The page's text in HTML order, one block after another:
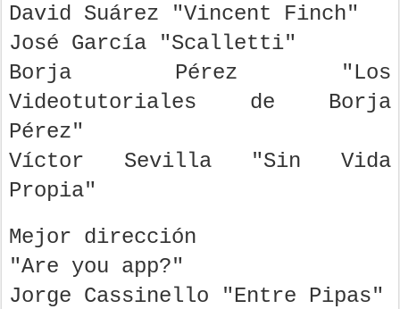
David Suárez "Vincent Finch"
José García "Scalletti"
Borja Pérez "Los
Videotutoriales de Borja
Pérez"
Víctor Sevilla "Sin Vida
Propia"
Mejor dirección
"Are you app?"
Jorge Cassinello "Entre Pipas"